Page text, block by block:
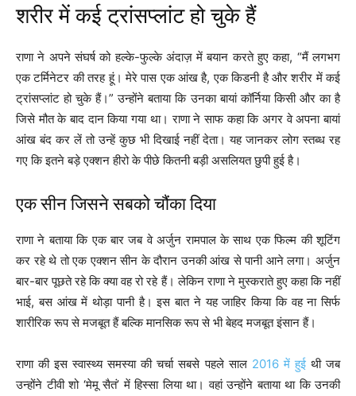
शरीर में कई ट्रांसप्लांट हो चुके हैं
राणा ने अपने संघर्ष को हल्के-फुल्के अंदाज़ में बयान करते हुए कहा, “मैं लगभग
एक टर्मिनेटर की तरह हूं। मेरे पास एक आंख है, एक किडनी है और शरीर में कई
ट्रांसप्लांट हो चुके हैं।” उन्होंने बताया कि उनका बायां कॉर्निया किसी और का है
जिसे मौत के बाद दान किया गया था। राणा ने साफ कहा कि अगर वे अपना बायां
आंख बंद कर लें तो उन्हें कुछ भी दिखाई नहीं देता। यह जानकर लोग स्तब्ध रह
गए कि इतने बड़े एक्शन हीरो के पीछे कितनी बड़ी असलियत छुपी हुई है।
एक सीन जिसने सबको चौंका दिया
राणा ने बताया कि एक बार जब वे अर्जुन रामपाल के साथ एक फिल्म की शूटिंग
कर रहे थे तो एक एक्शन सीन के दौरान उनकी आंख से पानी आने लगा। अर्जुन
बार-बार पूछते रहे कि क्या वह रो रहे हैं। लेकिन राणा ने मुस्कराते हुए कहा कि नहीं
भाई, बस आंख में थोड़ा पानी है। इस बात ने यह जाहिर किया कि वह ना सिर्फ
शारीरिक रूप से मजबूत हैं बल्कि मानसिक रूप से भी बेहद मजबूत इंसान हैं।
राणा की इस स्वास्थ्य समस्या की चर्चा सबसे पहले साल 2016 में हुईथी जब
उन्होंने टीवी शो ‘मेमू सैतं’ में हिस्सा लिया था। वहां उन्होंने बताया था कि उनकी